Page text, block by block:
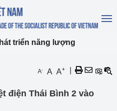
triển năng lượng
A- A A+
điện Thái Bình 2 vào